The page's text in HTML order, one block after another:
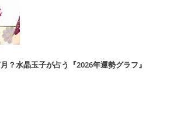
？水晶玉子が占う『2026年運勢グラフ』